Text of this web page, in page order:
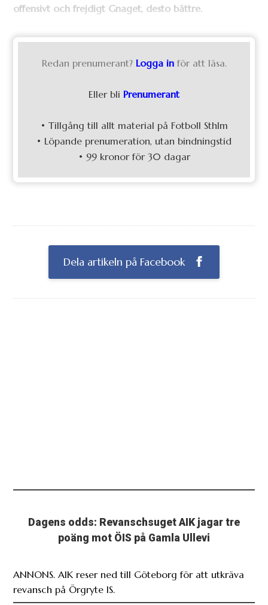
offensivt och frejdigt Gnaget, desto bättre.
Redan prenumerant? Logga in för att läsa.
Eller bli Prenumerant
• Tillgång till allt material på Fotboll Sthlm
• Löpande prenumeration, utan bindningstid
• 99 kronor för 30 dagar
Dela artikeln på Facebook
Dagens odds: Revanschsuget AIK jagar tre
poäng mot ÖIS på Gamla Ullevi
ANNONS. AIK reser ned till Göteborg för att utkräva
revansch på Örgryte IS.